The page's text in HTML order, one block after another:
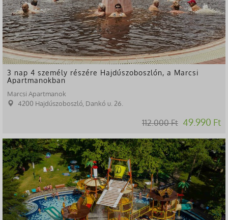
3 nap 4 személy részére Hajdúszoboszlón, a Marcsi
Apartmanokban
Marcsi Apartmanok
4200 Hajdúszoboszló, Dankó u. 26.
112.000 Ft 49.990 Ft
-55%